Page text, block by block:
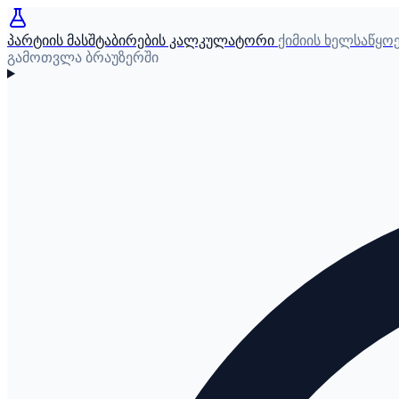
პარტიის მასშტაბირების კალკულატორი ქიმიის
გამოთვლა ბრაუზერში